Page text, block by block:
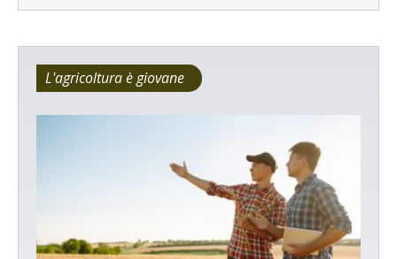
L'agricoltura è giovane